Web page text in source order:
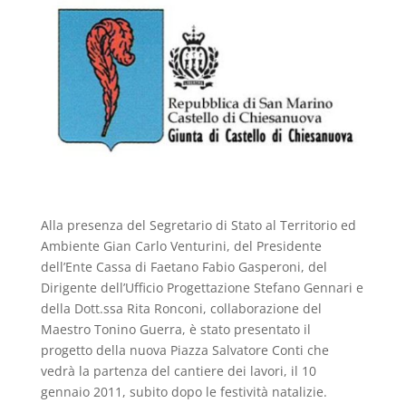
Alla presenza del Segretario di Stato al Territorio ed
Ambiente Gian Carlo Venturini, del Presidente
dell’Ente Cassa di Faetano Fabio Gasperoni, del
Dirigente dell’Ufficio Progettazione Stefano Gennari e
della Dott.ssa Rita Ronconi, collaborazione del
Maestro Tonino Guerra, è stato presentato il
progetto della nuova Piazza Salvatore Conti che
vedrà la partenza del cantiere dei lavori, il 10
gennaio 2011, subito dopo le festività natalizie.